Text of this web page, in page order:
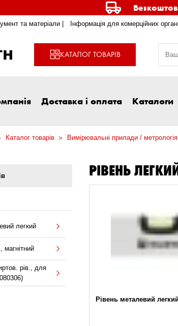
та матеріали | Інформація для комерційних
КАТАЛОГ ТОВАРІВ
Доставка і оплата Каталоги
Каталог товарів Вимірювальні прилади / метрологія
легкий
магнітний
рів., для
РІВЕНЬ
Рівень металевий